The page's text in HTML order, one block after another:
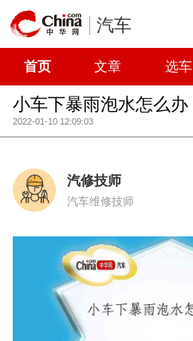
汽车
首页 文章 选车
小车下暴雨泡水怎么办
2022-01-10 12:09:03
汽修技师
汽车维修技师